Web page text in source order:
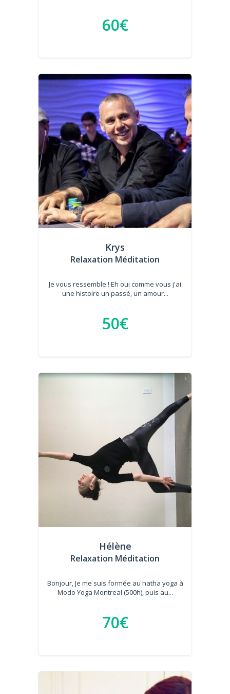
60€
Krys
Relaxation Méditation
Je vous ressemble ! Eh oui comme vous j'ai
une histoire un passé, un amour...
50€
Hélène
Relaxation Méditation
Bonjour, Je me suis formée au hatha yoga à
Modo Yoga Montreal (500h), puis au...
70€